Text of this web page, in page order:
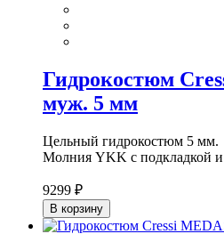
Гидрокостюм
муж. 5 мм
Цельный гидрокостюм 5 мм.
Молния YKK с подкладкой
9299 ₽
В корзину